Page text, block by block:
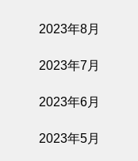
2023年8月
2023年7月
2023年6月
2023年5月